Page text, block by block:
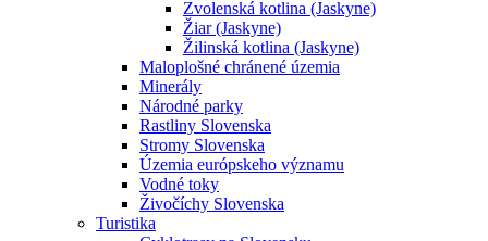
Zvolenská kotlina (Jaskyne)
Žiar (Jaskyne)
Žilinská kotlina (Jaskyne)
Maloplošné chránené územia
Minerály
Národné parky
Rastliny Slovenska
Stromy Slovenska
Územia európskeho významu
Vodné toky
Živočíchy Slovenska
Turistika